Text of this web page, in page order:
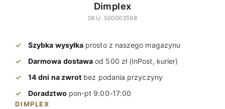
Dimplex
SKU: 500003598
Szybka wysyłka prosto z naszego magazynu
Darmowa dostawa od 500 zł (InPost, kurier)
14 dni na zwrot bez podania przyczyny
Doradztwo pon-pt 9:00-17:00
DIMPLEX